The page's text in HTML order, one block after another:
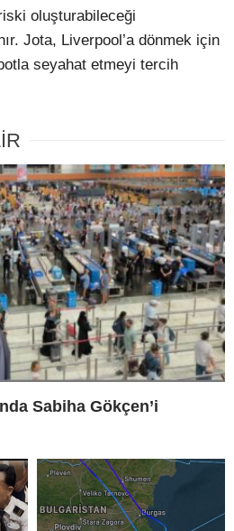
oluşturabileceği
Jota, Liverpool’a dönmek için
seyahat etmeyi tercih
Sabiha Gökçen’i